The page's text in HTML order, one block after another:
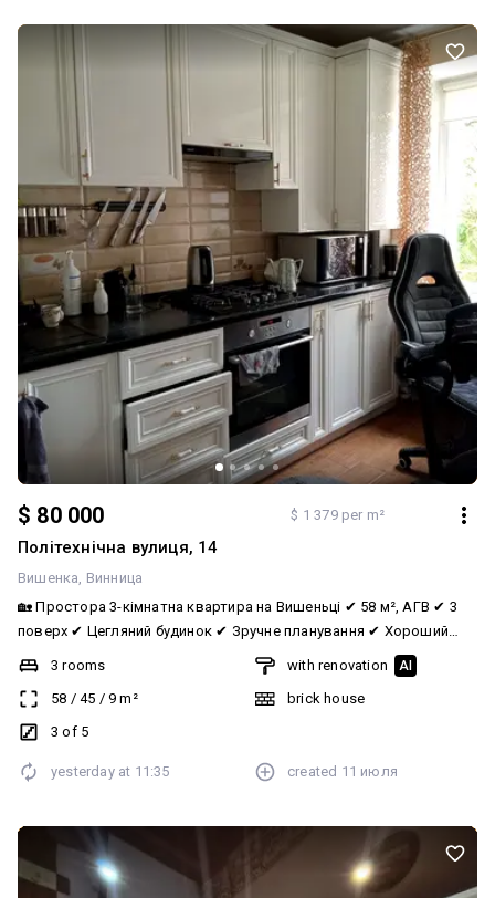
$ 80 000 $ 1 379 per m²
Політехнічна вулиця, 14
Вишенка Винница
🏡 Простора 3-кімнатна квартира на Вишеньці ✔ 58 м², АГВ ✔ 3
поверх ✔ Цегляний будинок ✔ Зручне планування ✔ Хороший
житловий стан Є підвал, кладовка і паркувальне місце ✨ Світла
та простора квартира, де вистачить місця для всієї родини.
Заїжджайте та облаштовуйте оселю на свій смак. 📍 Поруч
школи, дитячі садочки, магазини, транспорт та вся необхідна
3 rooms
58 / 45 / 9 m²
3 of 5
with renovation AI
brick house
yesterday at 11:35 created 11 июля